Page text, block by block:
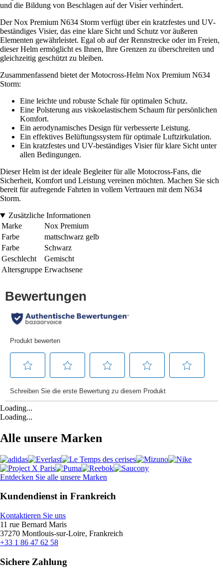
und die Bildung von Beschlagen auf der Visier verhindert.
Der Nox Premium N634 Storm verfügt über ein kratzfestes und UV-
beständiges Visier, das eine klare Sicht und Schutz vor äußeren
Elementen gewährleistet. Egal ob auf der Rennstrecke oder im Freien,
dieser Helm ermöglicht es Ihnen, Ihre Grenzen zu überschreiten und
gleichzeitig geschützt zu bleiben.
Zusammenfassend bietet der Motocross-Helm Nox Premium N634
Storm:
Eine leichte und robuste Schale für optimalen Schutz.
Eine Polsterung aus viskoelastischem Schaum für persönlichen
Komfort.
Ein aerodynamisches Design für verbesserte Leistung.
Ein effektives Belüftungssystem für optimale Luftzirkulation.
Ein kratzfestes und UV-beständiges Visier für klare Sicht unter
allen Bedingungen.
Dieser Helm ist der ideale Begleiter für alle Motocross-Fans, die
Sicherheit, Komfort und Leistung vereinen möchten. Machen Sie sich
bereit für aufregende Fahrten in vollem Vertrauen mit dem N634
Storm.
Zusätzliche Informationen
Marke
Nox Premium
Farbe
mattschwarz gelb
Farbe
Schwarz
Geschlecht
Gemischt
Altersgruppe Erwachsene
Loading...
Loading...
Alle unsere Marken
Entdecken Sie alle unsere Marken
Kundendienst in Frankreich
Kontaktieren Sie uns
11 rue Bernard Maris
37270 Montlouis-sur-Loire, Frankreich
+33 1 86 47 62 58
Sichere Zahlung